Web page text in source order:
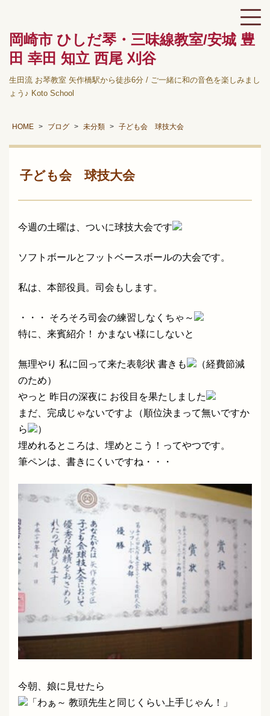
岡崎市 ひしだ琴・三味線教室/安城 豊
田 幸田 知立 西尾 刈谷
生田流 お琴教室 矢作橋駅から徒歩6分 / ご一緒に和の音色を楽しみまし
ょう♪ Koto School
HOME ブログ 未分類 子ども会 球技大会
子ども会 球技大会
今週の土曜は、ついに球技大会です
ソフトボールとフットベースボールの大会です。
私は、本部役員。司会もします。
・・・ そろそろ司会の練習しなくちゃ～
特に、来賓紹介！ かまない様にしないと
無理やり 私に回って来た表彰状 書きも
（経費節減
のため）
やっと 昨日の深夜に お役目を果たしました
まだ、完成じゃないですよ（順位決まって無いですか
ら
）
埋めれるところは、埋めとこう！ってやつです。
筆ペンは、書きにくいですね・・・
今朝、娘に見せたら
「わぁ～ 教頭先生と同じくらい上手じゃん！」